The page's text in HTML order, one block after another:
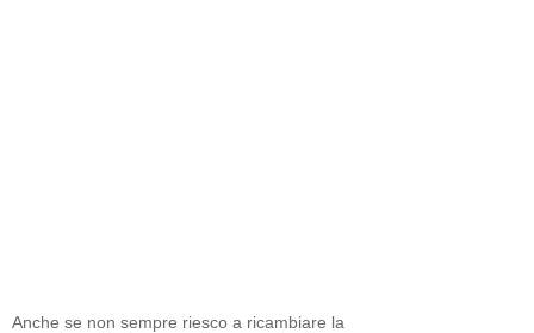
Anche se non sempre riesco a ricambiare la